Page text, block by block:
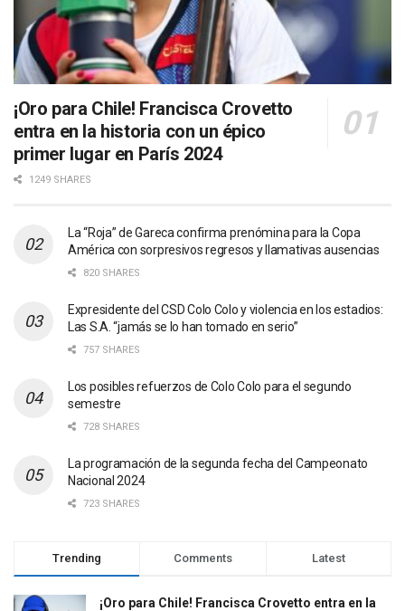
¡Oro para Chile! Francisca Crovetto
entra en la historia con un épico
primer lugar en París 2024
1249 SHARES
La “Roja” de Gareca confirma prenómina para la Copa
América con sorpresivos regresos y llamativas ausencias
820 SHARES
Expresidente del CSD Colo Colo y violencia en los estadios:
Las S.A. “jamás se lo han tomado en serio”
757 SHARES
Los posibles refuerzos de Colo Colo para el segundo
semestre
728 SHARES
La programación de la segunda fecha del Campeonato
Nacional 2024
723 SHARES
Trending Comments Latest
¡Oro para Chile! Francisca Crovetto entra en la